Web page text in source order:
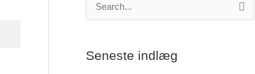
Seneste indlæg